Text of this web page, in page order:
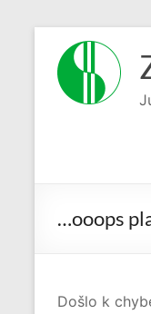
obsah
…ooops
Došlo k